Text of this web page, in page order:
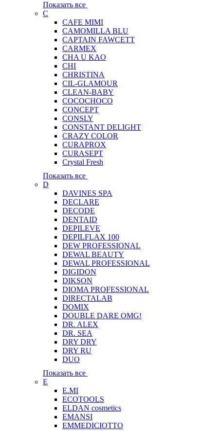
Показать все
C
CAFE MIMI
CAMOMILLA BLU
CAPTAIN FAWCETT
CARMEX
CHA U KAO
CHI
CHRISTINA
CIL-GLAMOUR
CLEAN-BABY
COCOCHOCO
CONCEPT
CONSLY
CONSTANT DELIGHT
CRAZY COLOR
CURAPROX
CURASEPT
Crystal Fresh
Показать все
D
DAVINES SPA
DECLARE
DECODE
DENTAID
DEPILEVE
DEPILFLAX 100
DEW PROFESSIONAL
DEWAL BEAUTY
DEWAL PROFESSIONAL
DIGIDON
DIKSON
DIOMA PROFESSIONAL
DIRECTALAB
DOMIX
DOUBLE DARE OMG!
DR. ALEX
DR. SEA
DRY DRY
DRY RU
DUO
Показать все
E
E.MI
ECOTOOLS
ELDAN cosmetics
EMANSI
EMMEDICIOTTO